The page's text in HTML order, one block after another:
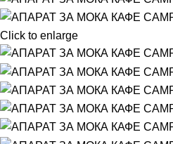
Click to enlarge